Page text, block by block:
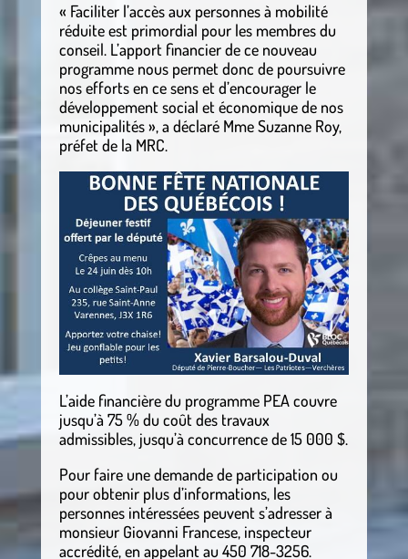
« Faciliter l’accès aux personnes à mobilité
réduite est primordial pour les membres du
conseil. L’apport financier de ce nouveau
programme nous permet donc de poursuivre
nos efforts en ce sens et d’encourager le
développement social et économique de nos
municipalités », a déclaré Mme Suzanne Roy,
préfet de la MRC.
L’aide financière du programme PEA couvre
jusqu’à 75 % du coût des travaux
admissibles, jusqu’à concurrence de 15 000 $.
Pour faire une demande de participation ou
pour obtenir plus d’informations, les
personnes intéressées peuvent s’adresser à
monsieur Giovanni Francese, inspecteur
accrédité, en appelant au 450 718-3256.